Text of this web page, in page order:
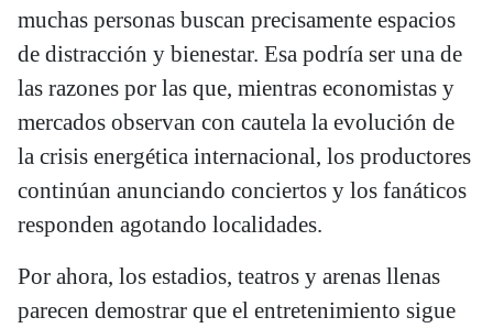
muchas personas buscan precisamente espacios
de distracción y bienestar. Esa podría ser una de
las razones por las que, mientras economistas y
mercados observan con cautela la evolución de
la crisis energética internacional, los productores
continúan anunciando conciertos y los fanáticos
responden agotando localidades.
Por ahora, los estadios, teatros y arenas llenas
parecen demostrar que el entretenimiento sigue